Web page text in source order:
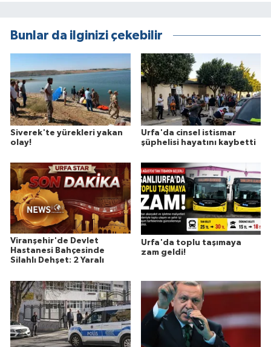
Bunlar da ilginizi çekebilir
Siverek'te yürekleri yakan
olay!
Urfa'da cinsel istismar
şüphelisi hayatını kaybetti
Viranşehir'de Devlet
Hastanesi Bahçesinde
Silahlı Dehşet: 2 Yaralı
Urfa'da toplu taşımaya
zam geldi!